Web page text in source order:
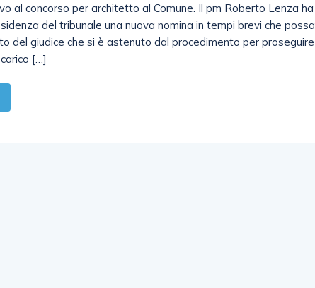
al concorso per architetto al Comune. Il pm Roberto Lenza ha
del tribunale una nuova nomina in tempi brevi che possa
del giudice che si è astenuto dal procedimento per proseguire
[…]